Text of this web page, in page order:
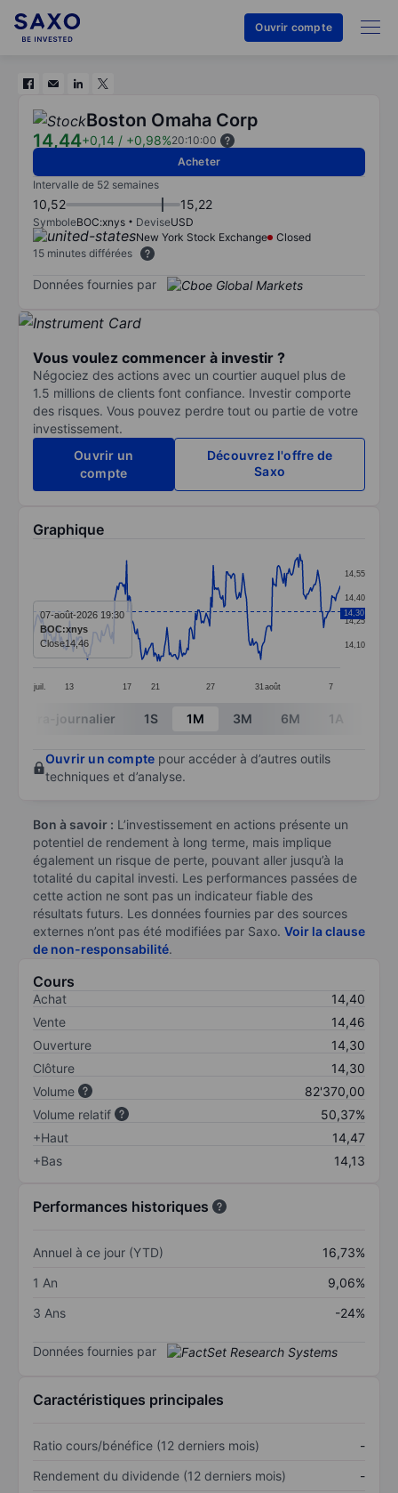
Ouvrir compte
Boston Omaha Corp
14,44+0,14 / +0,98%20:10:00
Acheter
Intervalle de 52 semaines
10,52 15,22
SymboleBOC:xnys DeviseUSD
New York Stock Exchange
Closed
15 minutes différées
Données fournies par
Vous voulez commencer à investir ?
Négociez des actions avec un courtier auquel plus de
1.5 millions de clients font confiance. Investir comporte
des risques. Vous pouvez perdre tout ou partie de votre
investissement.
Ouvrir un
compte
Découvrez l'offre de
Saxo
Graphique
Line chart with 260 data points.
The chart has 1 X axis displaying categories.
The chart has 1 Y axis displaying values. Data
juil. 13 17 21 27 31 août 7
14,10
14,25
14,40
14,55
14,30
07-août-2026 19:30
BOC:xnys
Close14,46
End of interactive chart.
Intra-journalier 1S 1M 3M 6M 1A
Ouvrir un compte pour accéder à d’autres outils
techniques et d’analyse.
Bon à savoir : L’investissement en actions présente un
potentiel de rendement à long terme, mais implique
également un risque de perte, pouvant aller jusqu’à la
totalité du capital investi. Les performances passées de
cette action ne sont pas un indicateur fiable des
résultats futurs. Les données fournies par des sources
externes n’ont pas été modifiées par Saxo. Voir la clause
de non-responsabilité.
Cours
Achat
14,40
Vente
14,46
Ouverture
14,30
Clôture
14,30
Volume
82'370,00
Volume relatif
50,37%
+Haut
14,47
+Bas
14,13
Performances historiques
Annuel à ce jour (YTD)
16,73%
1 An
9,06%
3 Ans
-24%
Données fournies par
Caractéristiques principales
Ratio cours/bénéfice (12 derniers mois)
-
Rendement du dividende (12 derniers mois)
-